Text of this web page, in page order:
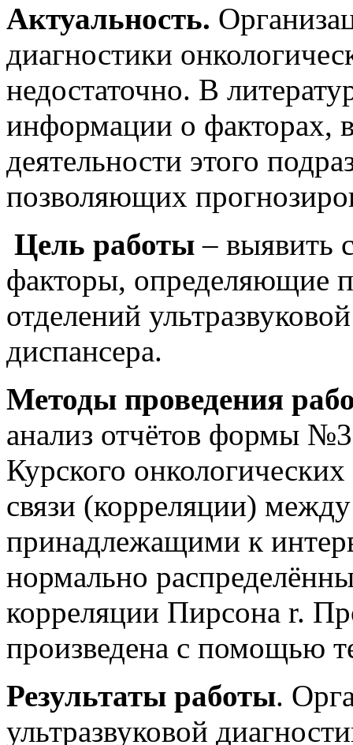
Актуальность.
диагностики
недостаточно. В
информации о факторах,
деятельности этого
позволяющих
Цель работы – выявить
факторы, определяющие
отделений
диспансера.
Методы проведения
анализ отчётов формы
Курского
связи (корреляции)
принадлежащими к
нормально
корреляции Пирсона r.
произведена с помощью
Результаты работы.
ультразвуковой